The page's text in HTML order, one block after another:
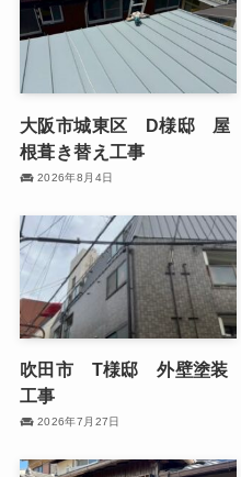
大阪市城東区 D様邸 屋
根葺き替え工事
2026年8月4日
吹田市 T様邸 外壁塗装
工事
2026年7月27日